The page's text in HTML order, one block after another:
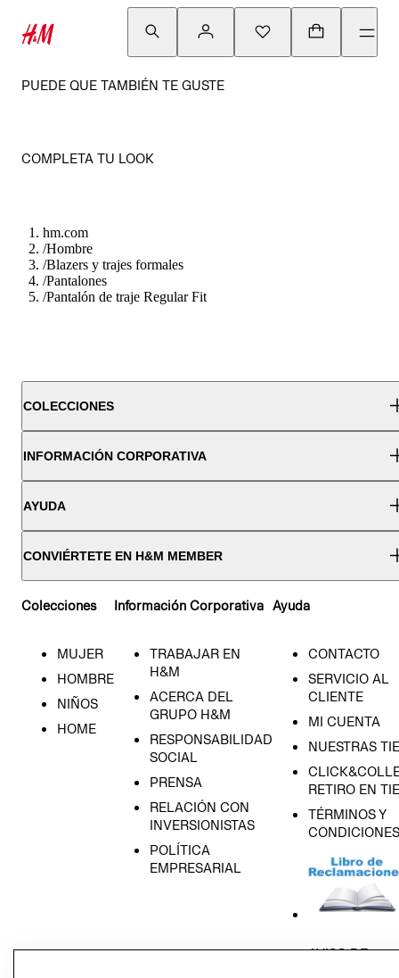
PUEDE QUE TAMBIÉN TE GUSTE
COMPLETA TU LOOK
hm.com
/Hombre
/Blazers y trajes formales
/Pantalones
/Pantalón de traje Regular Fit
COLECCIONES
INFORMACIÓN CORPORATIVA
AYUDA
CONVIÉRTETE EN H&M MEMBER
Colecciones
MUJER
HOMBRE
NIÑOS
HOME
Información Corporativa
TRABAJAR EN
H&M
ACERCA DEL
GRUPO H&M
RESPONSABILIDAD
SOCIAL
PRENSA
RELACIÓN CON
INVERSIONISTAS
POLÍTICA
EMPRESARIAL
Ayuda
CONTACTO
SERVICIO AL
CLIENTE
MI CUENTA
NUESTRAS
RETIRO EN
TÉRMINOS Y
CONDICIONES
AVISO DE